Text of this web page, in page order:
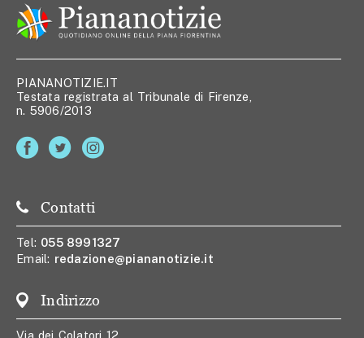
PIANANOTIZIE.IT
Testata registrata al Tribunale di Firenze,
n. 5906/2013
Contatti
Tel: 055 8991327
Email: redazione@piananotizie.it
Indirizzo
Via dei Colatori 12,